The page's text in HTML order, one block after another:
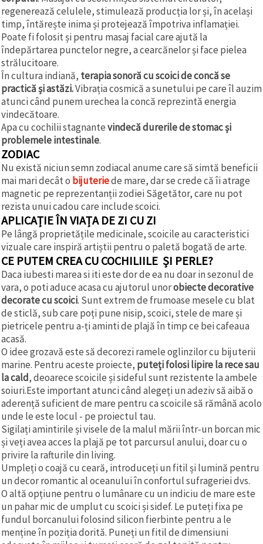
regenerează celulele, stimulează producția lor și, în același
timp, întărește inima și protejează împotriva inflamației.
Poate fi folosit și pentru masaj facial care ajută la
îndepărtarea punctelor negre, a cearcănelor și face pielea
strălucitoare.
În cultura indiană, terapia sonoră cu scoici de concă se
practică și astăzi.Vibrația cosmică a sunetului pe care îl auzim
atunci când punem urechea la concă reprezintă energia
vindecătoare.
Apa cu cochilii stagnantevindecă durerile de stomac și
problemele intestinale.
ZODIAC
Nu există niciun semn zodiacal anume care să simtă beneficii
mai mari decât o bijuteriede mare, dar se crede că îi atrage
magnetic pe reprezentanții zodiei Săgetător, care nu pot
rezista unui cadou care include scoici.
APLICAȚIE ÎN VIAȚA DE ZI CU ZI
Pe lângă proprietățile medicinale, scoicile au caracteristici
vizuale care inspiră artiștii pentru o paletă bogată de arte.
CE PUTEM CREA CU COCHILIILE ȘI PERLE?
Daca iubesti marea si iti este dor de ea nu doar in sezonul de
vara, o poti aduce acasa cu ajutorul unorobiecte decorative
decorate cu scoici. Sunt extrem de frumoase mesele cu blat
de sticlă, sub care poți pune nisip, scoici, stele de mare și
pietricele pentru a-ți aminti de plajă în timp ce bei cafeaua
acasă.
O idee grozavă este să decorezi ramele oglinzilor cu bijuterii
marine. Pentru aceste proiecte, puteți folosi lipire la rece sau
la cald, deoarece scoicile și sideful sunt rezistente la ambele
soiuri.Este important atunci când alegeți un adeziv să aibă o
aderență suficient de mare pentru ca scoicile să rămână acolo
unde le este locul - pe proiectul tau.
Sigilați amintirile și visele de la malul mării într-un borcan mic
și veți avea acces la plajă pe tot parcursul anului, doar cu o
privire la rafturile din living.
Umpleți o coajă cu ceară, introduceți un fitil și lumină pentru
un decor romantic al oceanului în confortul sufrageriei dvs.
O altă opțiune pentru o lumânare cu un indiciu de mare este
un pahar mic de umplut cu scoici și sidef. Le puteți fixa pe
fundul borcanului folosind silicon fierbinte pentru a le
menține în poziția dorită. Puneți un fitil de dimensiuni